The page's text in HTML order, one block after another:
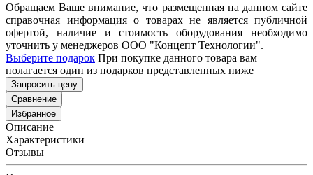
Обращаем Ваше внимание, что размещенная на данном сайте
справочная информация о товарах не является публичной
офертой, наличие и стоимость оборудования необходимо
уточнить у менеджеров ООО "Концепт Технологии".
Выберите подарок При покупке данного товара вам
полагается один из подарков представленных ниже
Запросить цену
Сравнение
Избранное
Описание
Характеристики
Отзывы